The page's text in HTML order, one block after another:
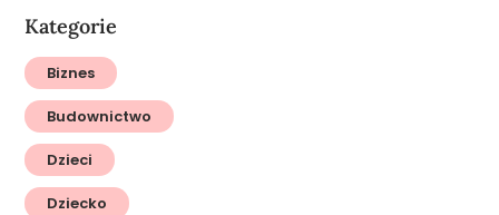
Kategorie
Biznes
Budownictwo
Dzieci
Dziecko